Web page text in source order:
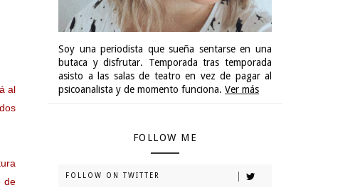
al
de
Soy una periodista que sueña sentarse en una
butaca y disfrutar. Temporada tras temporada
asisto a las salas de teatro en vez de pagar al
psicoanalista y de momento funciona. Ver más
FOLLOW ME
FOLLOW ON TWITTER